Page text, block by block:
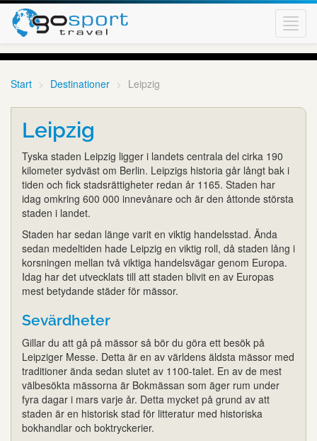
Start Destinationer Leipzig
Leipzig
Tyska staden Leipzig ligger i landets centrala del cirka 190
kilometer sydväst om Berlin. Leipzigs historia går långt bak i
tiden och fick stadsrättigheter redan år 1165. Staden har
idag omkring 600 000 innevånare och är den åttonde största
staden i landet.
Staden har sedan länge varit en viktig handelsstad. Ända
sedan medeltiden hade Leipzig en viktig roll, då staden lång i
korsningen mellan två viktiga handelsvägar genom Europa.
Idag har det utvecklats till att staden blivit en av Europas
mest betydande städer för mässor.
Sevärdheter
Gillar du att gå på mässor så bör du göra ett besök på
Leipziger Messe. Detta är en av världens äldsta mässor med
traditioner ända sedan slutet av 1100-talet. En av de mest
välbesökta mässorna är Bokmässan som äger rum under
fyra dagar i mars varje år. Detta mycket på grund av att
staden är en historisk stad för litteratur med historiska
bokhandlar och boktryckerier.